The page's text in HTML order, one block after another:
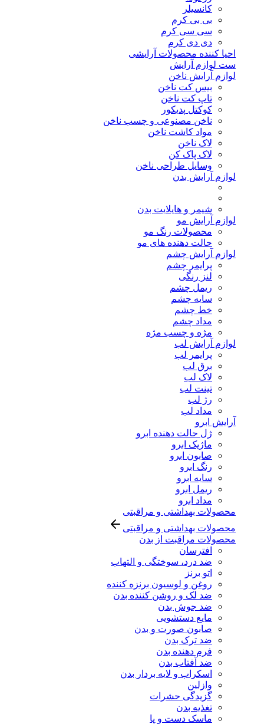
کانسیلر
بی بی کرم
سی سی کرم
دی دی کرم
احیا کننده محصولات آرایشی
ست لوازم آرایش
لوازم آرایش ناخن
بیس کت ناخن
تاپ کت ناخن
کوکتل پدیکور
ناخن مصنوعی و چسب ناخن
مواد کاشت ناخن
لاک ناخن
لاک پاک کن
وسایل طراحی ناخن
لوازم آرایش بدن
شیمر و هایلایت بدن
لوازم آرایش مو
محصولات رنگ مو
حالت دهنده های مو
لوازم آرایش چشم
پرایمر چشم
لنز رنگی
ریمل چشم
سایه چشم
خط چشم
مداد چشم
مژه و چسب مژه
لوازم آرایش لب
پرایمر لب
برق لب
لاک لب
تینت لب
رژ لب
مداد لب
آرایش ابرو
ژل حالت دهنده ابرو
ماژیک ابرو
صابون ابرو
رنگ ابرو
سایه ابرو
ریمل ابرو
مداد ابرو
محصولات بهداشتی و مراقبتی
محصولات بهداشتی و مراقبتی
محصولات مراقبت از بدن
افترسان
ضد درد، سوختگی و التهاب
اتو برنز
روغن و لوسیون برنزه کننده
ضد لک و روشن کننده بدن
ضد جوش بدن
مایع دستشویی
صابون صورت و بدن
ضد ترک بدن
فرم دهنده بدن
ضد آفتاب بدن
اسکراب و لایه بردار بدن
وازلین
گزیدگی حشرات
تغذیه بدن
ماسک دست و پا